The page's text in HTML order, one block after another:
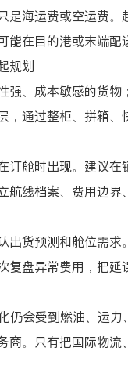
是海运费或空运费
能在目的港或末端配
规划
强、成本敏感的货
，通过整柜、拼箱、
订舱时出现。建议
航线档案、费用边界
出货预测和舱位需
复盘异常费用，把延
仍会受到燃油、运
商。只有把国际物流